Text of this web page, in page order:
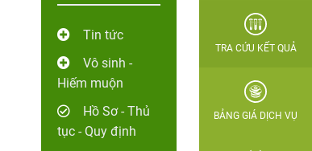
Tin tức
Vô sinh -
Hiếm muộn
Hồ Sơ - Thủ
tục - Quy định
TRA CỨU KẾT QUẢ
BẢNG GIÁ DỊCH VỤ